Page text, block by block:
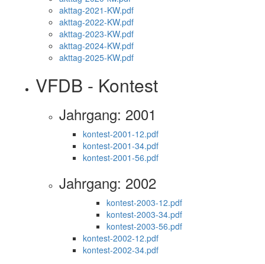
akttag-2021-KW.pdf
akttag-2022-KW.pdf
akttag-2023-KW.pdf
akttag-2024-KW.pdf
akttag-2025-KW.pdf
VFDB - Kontest
Jahrgang: 2001
kontest-2001-12.pdf
kontest-2001-34.pdf
kontest-2001-56.pdf
Jahrgang: 2002
kontest-2003-12.pdf
kontest-2003-34.pdf
kontest-2003-56.pdf
kontest-2002-12.pdf
kontest-2002-34.pdf